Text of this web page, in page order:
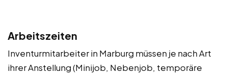
Arbeitszeiten
Inventurmitarbeiter in Marburg müssen je nach Art
ihrer Anstellung (Minijob, Nebenjob, temporäre